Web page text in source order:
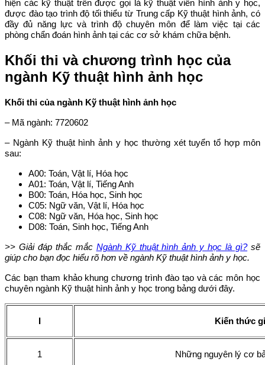
hiện các kỹ thuật trên được gọi là kỹ thuật viên hình ảnh y học,
được đào tạo trình độ tối thiểu từ Trung cấp Kỹ thuật hình ảnh, có
đầy đủ năng lực và trình độ chuyên môn để làm việc tại các
phòng chẩn đoán hình ảnh tại các cơ sở khám chữa bệnh.
Khối thi và chương trình học của
ngành Kỹ thuật hình ảnh học
Khối thi của ngành Kỹ thuật hình ảnh học
– Mã ngành: 7720602
– Ngành Kỹ thuật hình ảnh y học thường xét tuyển tổ hợp môn
sau:
A00: Toán, Vật lí, Hóa học
A01: Toán, Vật lí, Tiếng Anh
B00: Toán, Hóa học, Sinh học
C05: Ngữ văn, Vật lí, Hóa học
C08: Ngữ văn, Hóa học, Sinh học
D08: Toán, Sinh học, Tiếng Anh
>> Giải đáp thắc mắc Ngành Kỹ thuật hình ảnh y học là gì?sẽ
giúp cho bạn đọc hiểu rõ hơn về ngành Kỹ thuật hình ảnh y học.
Các bạn tham khảo khung chương trình đào tạo và các môn học
chuyên ngành Kỹ thuật hình ảnh y học trong bảng dưới đây.
I Kiến thức
1 Những nguyên lý cơ